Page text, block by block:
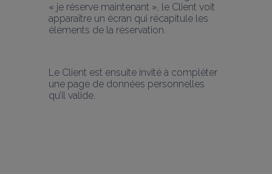
« je réserve maintenant », le Client voit
apparaître un écran qui récapitule les
éléments de la réservation.
Le Client est ensuite invité à compléter
une page de données personnelles
qu’il valide.